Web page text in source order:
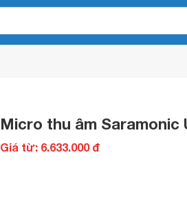
Micro thu âm Saramonic
Giá từ: 6.633.000 đ